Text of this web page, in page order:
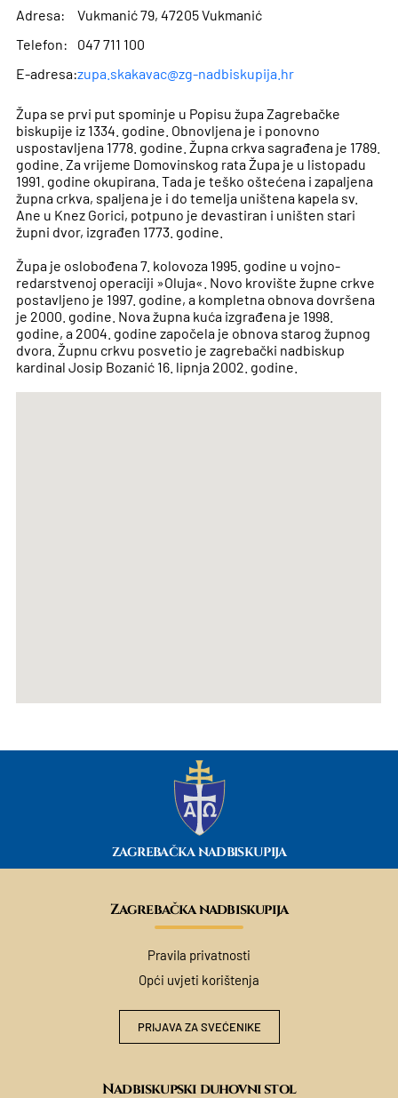
Adresa:
Vukmanić 79, 47205 Vukmanić
Telefon:
047 711 100
E-adresa:zupa.skakavac@zg-nadbiskupija.hr
Župa se prvi put spominje u Popisu župa Zagrebačke
biskupije iz 1334. godine. Obnovljena je i ponovno
uspostavljena 1778. godine. Župna crkva sagrađena je 1789.
godine. Za vrijeme Domovinskog rata Župa je u listopadu
1991. godine okupirana. Tada je teško oštećena i zapaljena
župna crkva, spaljena je i do temelja uništena kapela sv.
Ane u Knez Gorici, potpuno je devastiran i uništen stari
župni dvor, izgrađen 1773. godine.
Župa je oslobođena 7. kolovoza 1995. godine u vojno-
redarstvenoj operaciji »Oluja«. Novo krovište župne crkve
postavljeno je 1997. godine, a kompletna obnova dovršena
je 2000. godine. Nova župna kuća izgrađena je 1998.
godine, a 2004. godine započela je obnova starog župnog
dvora. Župnu crkvu posvetio je zagrebački nadbiskup
kardinal Josip Bozanić 16. lipnja 2002. godine.
ZAGREBAČKA NADBISKUPIJA
Zagrebačka nadbiskupija
Pravila privatnosti
Opći uvjeti korištenja
PRIJAVA ZA SVEĆENIKE
Nadbiskupski duhovni stol